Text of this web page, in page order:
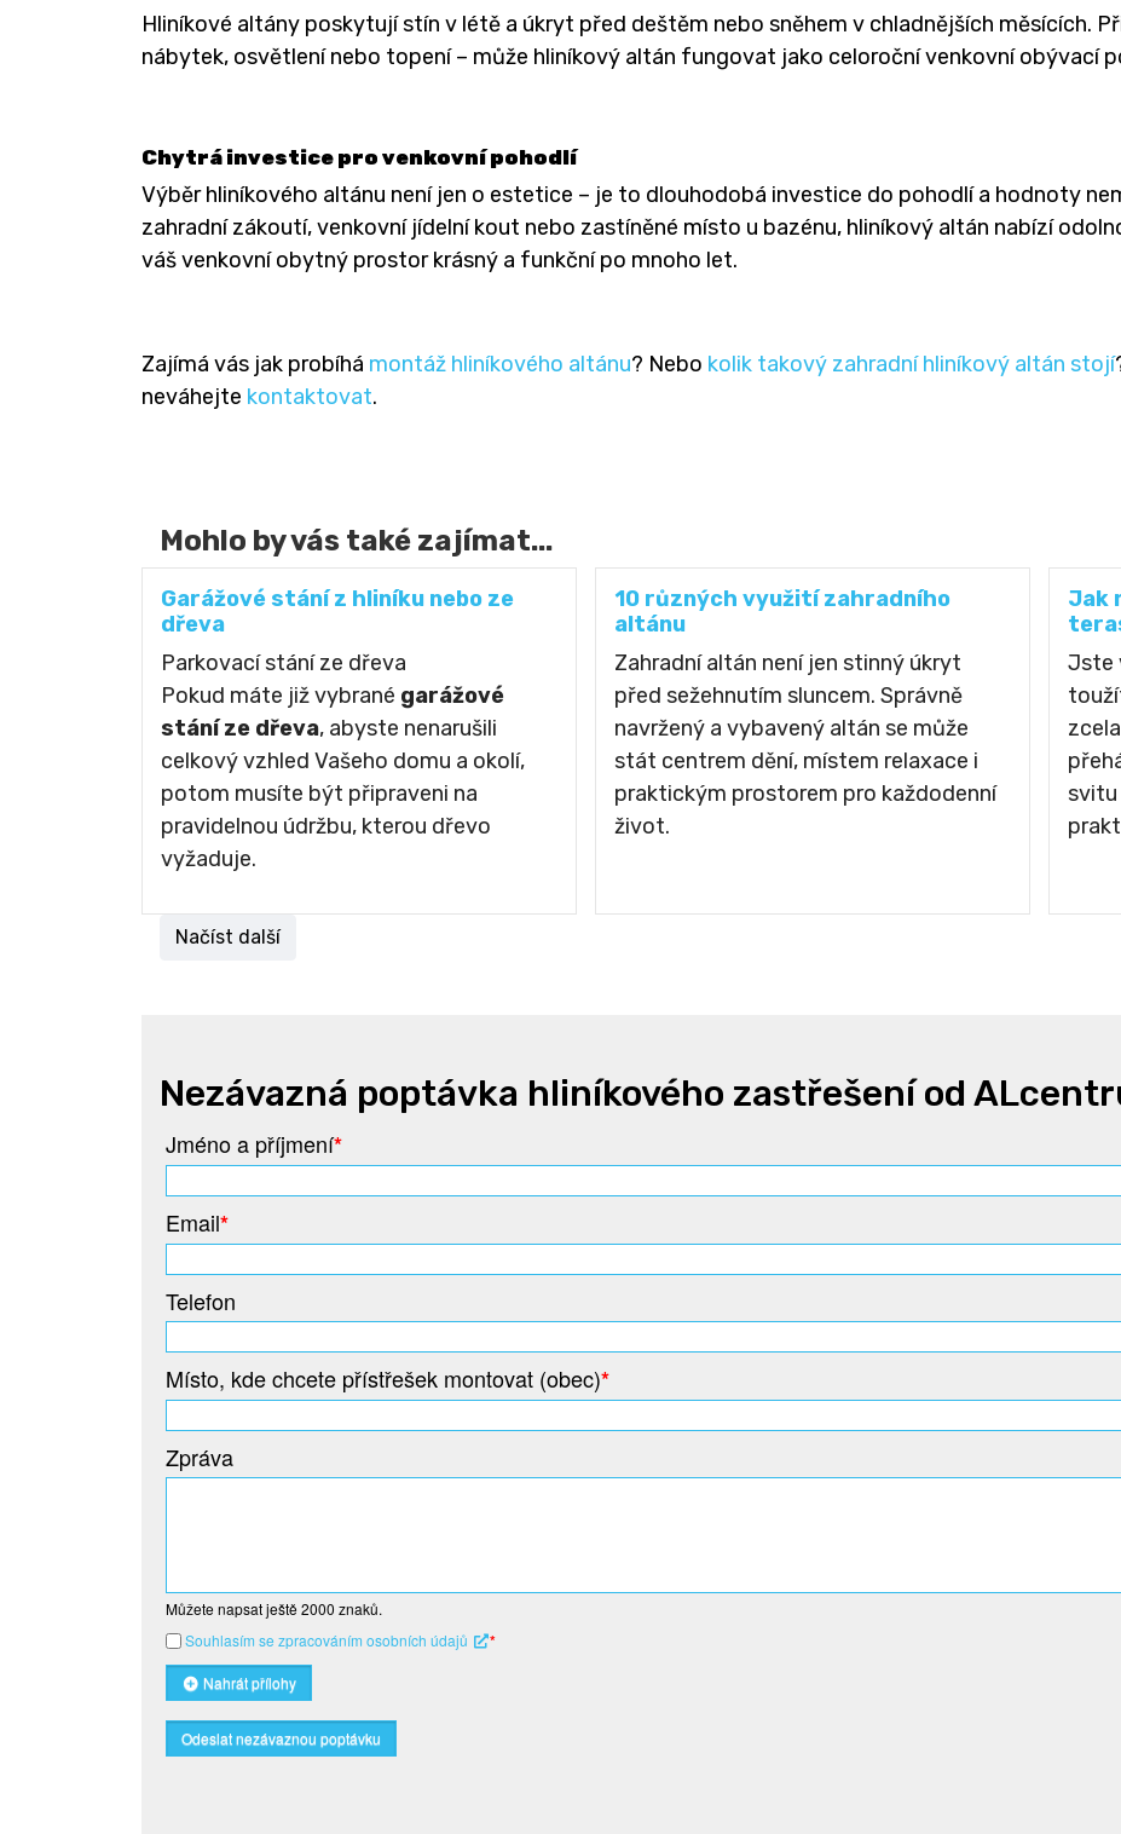
Hliníkové altány poskytují stín v létě a úkryt před deštěm nebo sněhem v chladnějších měsících.
nábytek, osvětlení nebo topení – může hliníkový altán fungovat jako celoroční venkovní obývací
Chytrá investice pro venkovní pohodlí
Výběr hliníkového altánu není jen o estetice – je to dlouhodobá investice do pohodlí a hodnoty
zahradní zákoutí, venkovní jídelní kout nebo zastíněné místo u bazénu, hliníkový altán nabízí
váš venkovní obytný prostor krásný a funkční po mnoho let.
Zajímá vás jak probíhá montáž hliníkového altánu? Nebo kolik takový zahradní hliníkový altán stojí
neváhejte kontaktovat.
Mohlo by vás také zajímat...
Garážové stání z hliníku nebo ze
dřeva
Parkovací stání ze dřeva
Pokud máte již vybrané garážové
stání ze dřeva, abyste nenarušili
celkový vzhled Vašeho domu a okolí,
potom musíte být připraveni na
pravidelnou údržbu, kterou dřevo
vyžaduje.
10 různých využití zahradního
altánu
Zahradní altán není jen stinný úkryt
před sežehnutím sluncem. Správně
navržený a vybavený altán se může
stát centrem dění, místem relaxace i
praktickým prostorem pro každodenní
život.
Jak
Jste
svitu
Načíst další
Nezávazná poptávka hliníkového zastřešení od
Jméno a příjmení*
Email*
Telefon
Místo, kde chcete přístřešek montovat (obec)*
Zpráva
Můžete napsat ještě2000 znaků.
Souhlasím se zpracováním osobních údajů
*
Nahrát přílohy
Odeslat nezávaznou poptávku